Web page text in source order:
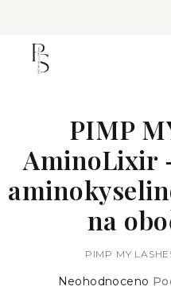
PIMP
AminoLixir
na
PIMP MY
Průměrné
Neohodnoceno